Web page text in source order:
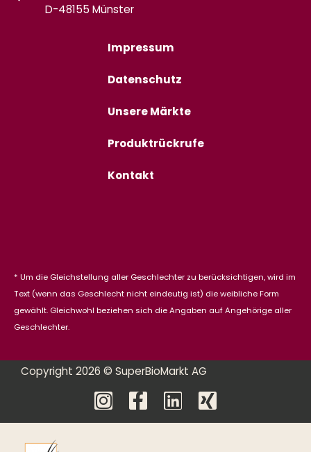
D-48155 Münster
Impressum
Datenschutz
Unsere Märkte
Produktrückrufe
Kontakt
* Um die Gleichstellung aller Geschlechter zu berücksichtigen, wird im
Text (wenn das Geschlecht nicht eindeutig ist) die weibliche Form
gewählt. Gleichwohl beziehen sich die Angaben auf Angehörige aller
Geschlechter.
Copyright 2026 © SuperBioMarkt AG